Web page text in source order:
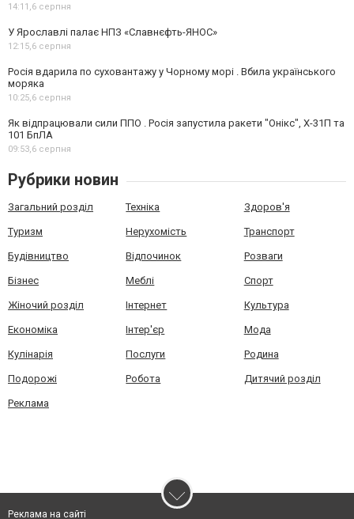
14:11,6 серпня
У Ярославлі палає НПЗ «Славнєфть-ЯНОС»
12:15,6 серпня
Росія вдарила по суховантажу у Чорному морі . Вбила українського
моряка
10:25,6 серпня
Як відпрацювали сили ППО . Росія запустила ракети "Онікс", Х-31П та
101 БпЛА
09:53,6 серпня
Рубрики новин
Загальний розділ Техніка Здоров'я
Туризм Нерухомість Транспорт
Будівництво Відпочинок Розваги
Бізнес Меблі Спорт
Жіночий розділ Інтернет Культура
Економіка Інтер'єр Мода
Кулінарія Послуги Родина
Подорожі Робота Дитячий розділ
Реклама
Реклама на сайті